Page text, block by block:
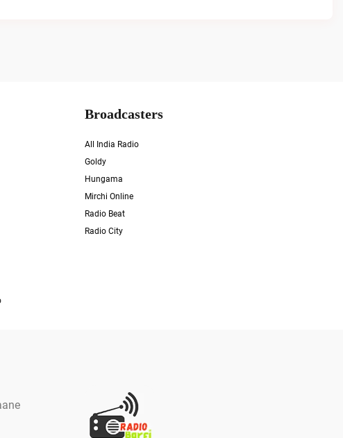
Broadcasters
All India Radio
Goldy
Hungama
Mirchi Online
Radio Beat
Radio City